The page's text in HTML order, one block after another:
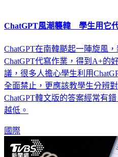
ChatGPT風潮襲韓 學生用它
ChatGPT在南韓颳起一陣旋風
ChatGPT代寫作業，得到A+的
議，很多人擔心學生利用
全面禁止，更應該教學生分辨
ChatGPT韓文版的答案經常有
越低。
國際